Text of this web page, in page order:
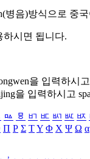
병음)방식으로 중
하시면 됩니다.
을 입력하시
을 입력하시고
ㅰ ㅱ ㅲ ㅳ ㅴ ㅵ ㅶ
Π Ρ Σ ΤΥ Φ Χ Ψ Ω α